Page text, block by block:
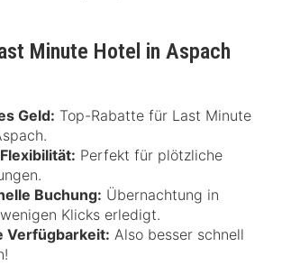
Minute Hotel in Aspach
Geld: Top-Rabatte für Last Minute
Perfekt für plötzliche
Buchung: Übernachtung in
Klicks erledigt.
Verfügbarkeit: Also besser schnell